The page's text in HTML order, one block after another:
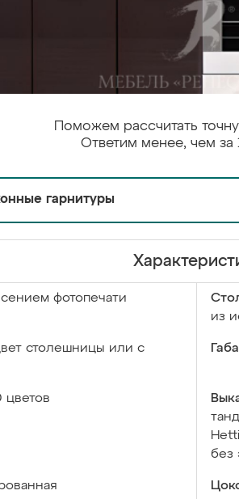
Поможем рассчитать
Ответим менее, чем за
гарнитуры
фотопечати
из
столешницы или с
цветов
без